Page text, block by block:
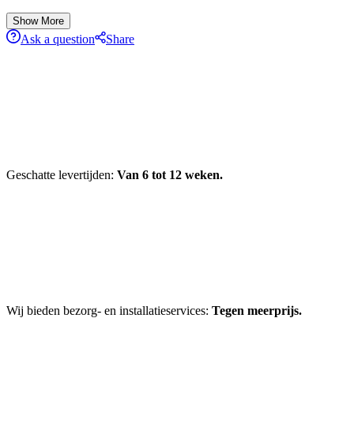
Show More
Ask a question Share
Geschatte levertijden: Van 6 tot 12 weken.
Wij bieden bezorg- en installatieservices: Tegen meerprijs.